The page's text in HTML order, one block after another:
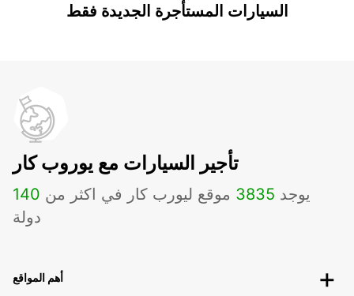
السيارات المستأجرة الجديدة فقط
تأجير السيارات مع يوروب كار
يوجد 3835 موقع ليورب كار في اكثر من 140
دولة
أهم المواقع